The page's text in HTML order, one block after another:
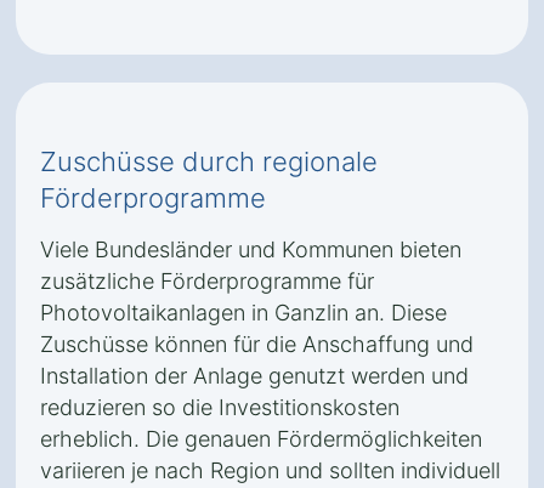
Zuschüsse durch regionale
Förderprogramme
Viele Bundesländer und Kommunen bieten
zusätzliche Förderprogramme für
Photovoltaikanlagen in Ganzlin an. Diese
Zuschüsse können für die Anschaffung und
Installation der Anlage genutzt werden und
reduzieren so die Investitionskosten
erheblich. Die genauen Fördermöglichkeiten
variieren je nach Region und sollten individuell